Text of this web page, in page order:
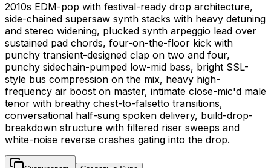
2010s EDM-pop with festival-ready drop architecture,
side-chained supersaw synth stacks with heavy detuning
and stereo widening, plucked synth arpeggio lead over
sustained pad chords, four-on-the-floor kick with
punchy transient-designed clap on two and four,
punchy sidechain-pumped low-mid bass, bright SSL-
style bus compression on the mix, heavy high-
frequency air boost on master, intimate close-mic'd male
tenor with breathy chest-to-falsetto transitions,
conversational half-sung spoken delivery, build-drop-
breakdown structure with filtered riser sweeps and
white-noise reverse crashes gating into the drop.